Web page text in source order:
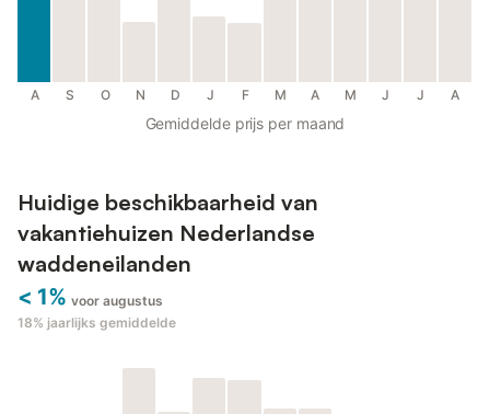
A S O N D J F M A M J J A
Gemiddelde prijs per maand
Huidige beschikbaarheid van
vakantiehuizen Nederlandse
waddeneilanden
< 1% voor augustus
18% jaarlijks gemiddelde